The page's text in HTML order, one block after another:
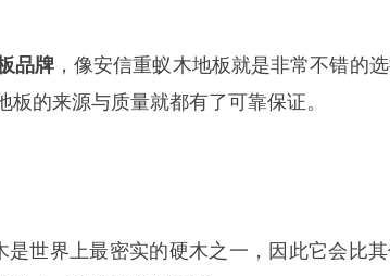
品牌，像安信重蚁木地板就是非常不错的
的来源与质量就都有了可靠保证。
是世界上最密实的硬木之一，因此它会比